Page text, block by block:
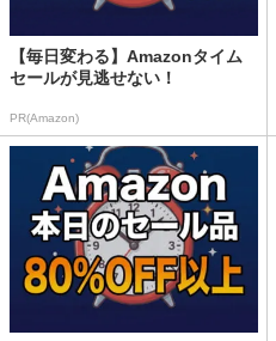
【毎日変わる】Amazonタイム
セールが見逃せない！
PR(Amazon)